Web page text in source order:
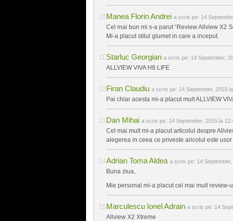
Manea Florin Andrei a scris pe: 14
Cel mai bun mi s-a parut “Review Allview X2
Mi-a placut stilul glumet in care a inceput.
Starluc Georgian a scris pe: 14 September,
ALLVIEW VIVA H8 LIFE
Firan Claudiu a scris pe: 14 September, 2015
Pai chiar acesta mi-a placut mult ALLVIEW
Dan Mihai a scris pe: 14 September, 2015 la
Cel mai mult mi-a placut articolul despre
alegerea in ceea ce priveste aricolul este
Adrian Toma Aldea a scris pe: 14
Buna ziua,
Mie personal mi-a placut cel mai mult review-
Marculescu Ionel Adrain a scris pe: 14
Allview X2 Xtreme